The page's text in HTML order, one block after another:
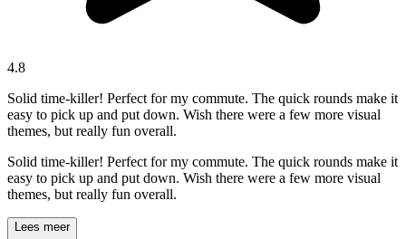
4.8
Solid time-killer! Perfect for my commute. The quick rounds make it
easy to pick up and put down. Wish there were a few more visual
themes, but really fun overall.
Solid time-killer! Perfect for my commute. The quick rounds make it
easy to pick up and put down. Wish there were a few more visual
themes, but really fun overall.
Lees meer